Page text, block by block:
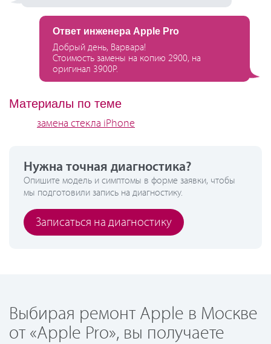
Ответ инженера Apple Pro
Добрый день, Варвара!
Стоимость замены на копию 2900, на
оригинал 3900Р.
Материалы по теме
замена стекла iPhone
Нужна точная диагностика?
Опишите модель и симптомы в форме заявки, чтобы
мы подготовили запись на диагностику.
Записаться на диагностику
Выбирая ремонт Apple в Москве
от «Apple Pro», вы получаете